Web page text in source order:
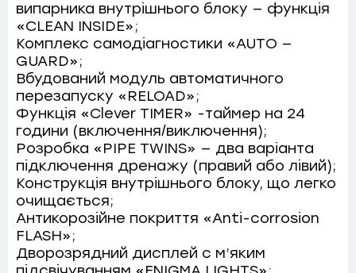
випарника внутрішнього блоку — функція
«CLEAN INSIDE»;
Комплекс самодіагностики «AUTO —
GUARD»;
Вбудований модуль автоматичного
перезапуску «RELOAD»;
Функція «Сlever TIMER» -таймер на 24
години (включення/виключення);
Розробка «PIPE TWINS» — два варіанта
підключення дренажу (правий або лівий);
Конструкція внутрішнього блоку, що легко
очищається;
Антикорозійне покриття «Anti-corrosion
FLASH»;
Дворозрядний дисплей c м’яким